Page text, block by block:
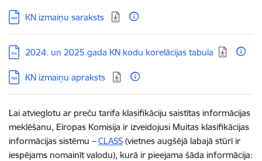
Lejupielādēt:
KN izmaiņu saraksts
Lejupielādēt:
2024. un 2025.gada KN kodu korelācijas tabula
Lejupielādēt:
KN izmaiņu apraksts
Lai atvieglotu ar preču tarifa klasifikāciju saistītas informācijas
meklēšanu, Eiropas Komisija ir izveidojusi Muitas klasifikācijas
informācijas sistēmu –CLASS (vietnes augšējā labajā stūrī ir
iespējams nomainīt valodu), kurā ir pieejama šāda informācija: